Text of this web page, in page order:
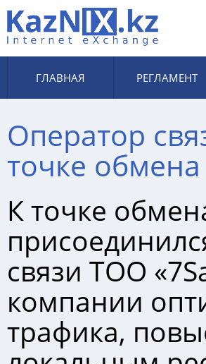
ГЛАВНАЯ РЕГЛАМЕНТ
Оператор
точке
К точке
связи ТОО
компании
трафика,